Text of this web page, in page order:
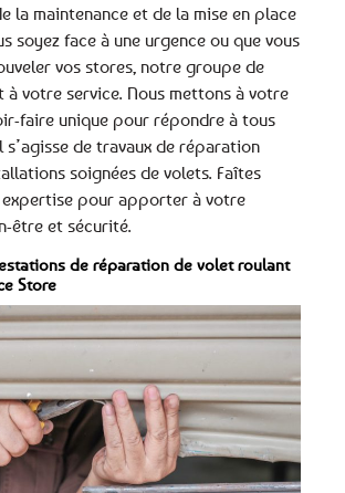
la maintenance et de la mise en place
soyez face à une urgence ou que vous
vos stores, notre groupe de
à votre service. Nous mettons à votre
faire unique pour répondre à tous
s’agisse de travaux de réparation
soignées de volets. Faîtes
pour apporter à votre
être et sécurité.
de réparation de volet roulant
Store